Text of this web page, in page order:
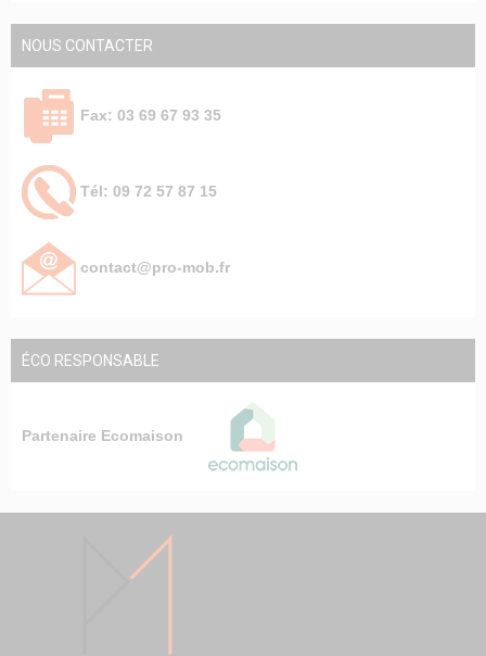
NOUS CONTACTER
Fax: 03 69 67 93 35
Tél: 09 72 57 87 15
contact@pro-mob.fr
ÉCO RESPONSABLE
Partenaire Ecomaison